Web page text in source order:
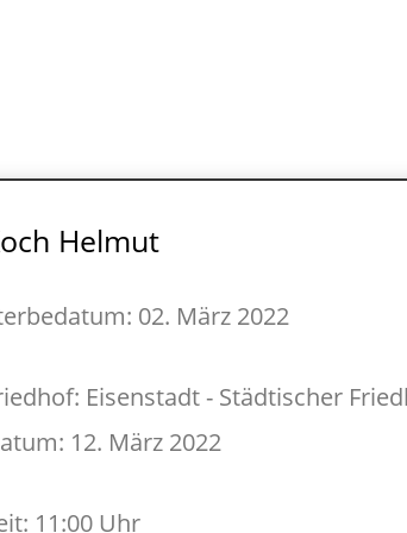
Helmut
02. März 2022
Eisenstadt - Städtischer
12. März 2022
11:00 Uhr